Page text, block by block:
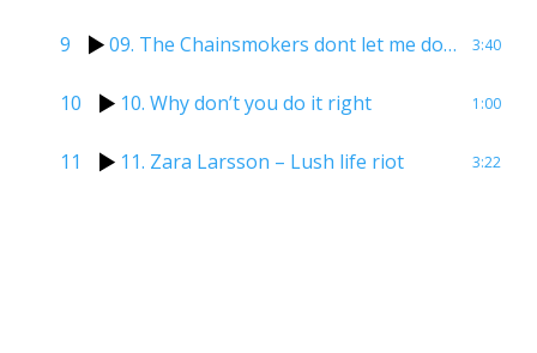
9 09. The Chainsmokers dont let me down 3:40
10 10. Why don’t you do it right 1:00
11 11. Zara Larsson – Lush life riot 3:22